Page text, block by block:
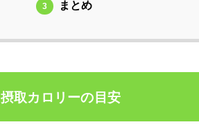
3 まとめ
摂取カロリーの目安